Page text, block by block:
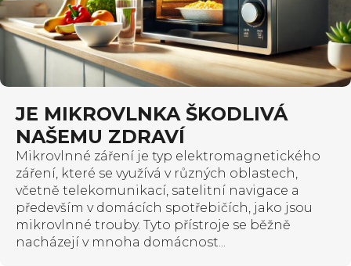
i
s
č
á
n
k
JE MIKROVLNKA ŠKODLIVÁ
NAŠEMU ZDRAVÍ
Mikrovlnné záření je typ elektromagnetického
záření, které se využívá v různých oblastech,
včetně telekomunikací, satelitní navigace a
především v domácích spotřebičích, jako jsou
mikrovlnné trouby. Tyto přístroje se běžně
nacházejí v mnoha domácnost...